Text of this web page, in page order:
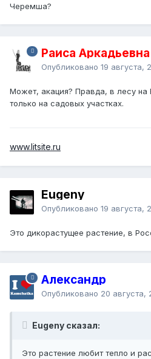
Черемша?
Раиса Аркадьевна
Опубликовано 19 августа,
Может, акация? Правда, в лесу на
только на садовых участках.
www.litsite.ru
Eugeny
Опубликовано 19 августа,
Это дикорастущее растение, в
Александр
Опубликовано 20 августа,
Eugeny сказал:
Это растение любит тепло и